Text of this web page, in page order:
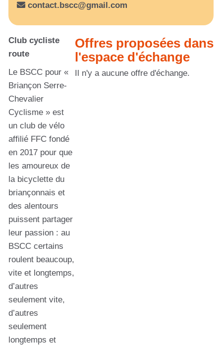
contact.bscc@gmail.com
Club cycliste
route
Le BSCC pour «
Briançon Serre-
Chevalier
Cyclisme » est
un club de vélo
affilié FFC fondé
en 2017 pour que
les amoureux de
la bicyclette du
briançonnais et
des alentours
puissent partager
leur passion : au
BSCC certains
roulent beaucoup,
vite et longtemps,
d’autres
seulement vite,
d’autres
seulement
longtemps et
Offres proposées dans
l'espace d'échange
Il n'y a aucune offre d'échange.